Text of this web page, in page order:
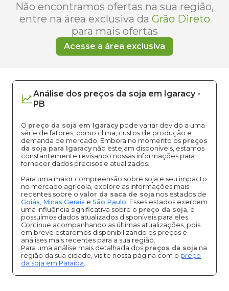
Não encontramos ofertas na sua região,
entre na área exclusiva da Grão Direto
para mais ofertas
Acesse a área exclusiva
Análise dos preços da soja em Igaracy -
PB
O preço da soja em Igaracypode variar devido a uma
série de fatores, como clima, custos de produção e
demanda de mercado. Embora no momento os preços
da soja para Igaracynão estejam disponíveis, estamos
constantemente revisando nossas informações para
fornecer dados precisos e atualizados.
Para uma maior compreensão sobre soja e seu impacto
no mercado agrícola, explore as informações mais
recentes sobre o valor da saca de soja nos estados de
Goiás, Minas Gerais e São Paulo. Esses estados exercem
uma influência significativa sobre o preço da soja, e
possuímos dados atualizados disponíveis para eles.
Continue acompanhando as últimas atualizações, pois
em breve estaremos disponibilizando os preços e
análises mais recentes para a sua região.
Para uma análise mais detalhada dos preços da soja na
região da sua cidade, visite nossa página com o preço
da soja em Paraíba.